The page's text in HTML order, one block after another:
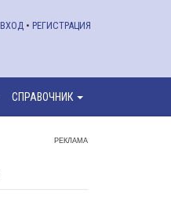
ВХОД • РЕГИСТРАЦИЯ
СПРАВОЧНИК
РЕКЛАМА